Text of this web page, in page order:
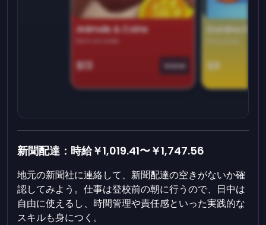
Animals & Coins
Earn on side
$13 Game
Domino
$9
新聞配達：時給￥1,019.41〜￥1,747.56
地元の新聞社に連絡して、新聞配達の空きがないか確
認してみよう。仕事は登校前の朝に行うので、日中は
自由に使えるし、時間管理や責任感といった実践的な
スキルも身につく。